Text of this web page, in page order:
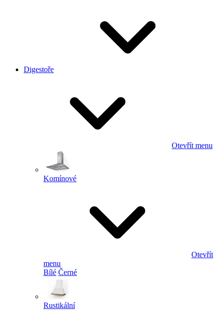
Digestoře
Otevřít menu
Komínové
Otevřít
menu
Bílé Černé
Rustikální